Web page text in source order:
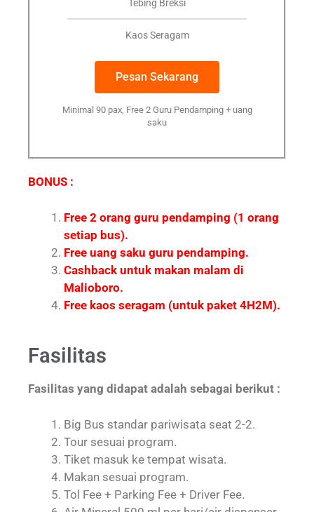
Tebing Breksi
Kaos Seragam
Pesan Sekarang
Minimal 90 pax, Free 2 Guru Pendamping + uang
saku
BONUS :
Free 2 orang guru pendamping (1 orang
setiap bus).
Free uang saku guru pendamping.
Cashback untuk makan malam di
Malioboro.
Free kaos seragam (untuk paket 4H2M).
Fasilitas
Fasilitas yang didapat adalah sebagai berikut :
Big Bus standar pariwisata seat 2-2.
Tour sesuai program.
Tiket masuk ke tempat wisata.
Makan sesuai program.
Tol Fee + Parking Fee + Driver Fee.